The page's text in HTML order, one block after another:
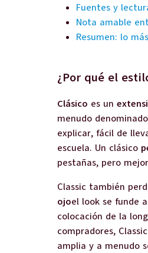
Fuentes y
Nota amable
Resumen: lo
¿Por qué el
Clásico es un
menudo denominado
explicar, fácil de
escuela. Un clásico
pestañas, pero
Classic también
ojoel look se funde
colocación de la
compradores,
amplia y a menudo